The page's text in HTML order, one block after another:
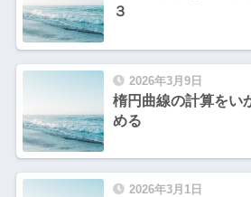
３
2026年3月9日
楕円曲線の計算をい
める
2026年3月1日